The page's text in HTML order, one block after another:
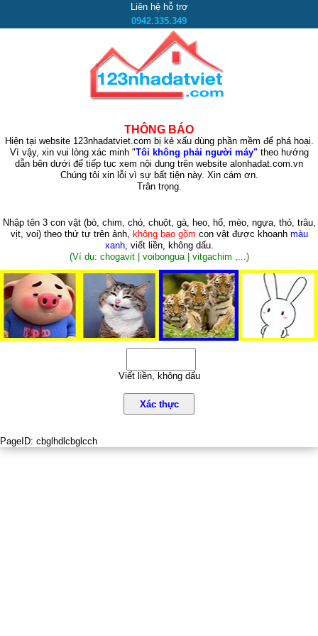
Liên hệ hỗ trợ
0942.335.349
THÔNG BÁO
Hiện tại website 123nhadatviet.com bị kẻ xấu dùng phần mềm để phá hoại.
Vì vậy, xin vui lòng xác minh "Tôi không phải người máy"theo hướng
dẫn bên dưới để tiếp tục xem nội dung trên website alonhadat.com.vn
Chúng tôi xin lỗi vì sự bất tiện này. Xin cám ơn.
Trân trọng.
Nhập tên 3 con vật (bò, chim, chó, chuột, gà, heo, hổ, mèo, ngựa, thỏ, trâu,
vịt, voi)theo thứ tự trên ảnh, không bao gồm con vật được khoanh màu
xanh, viết liền, không dấu.
(Ví dụ: chogavit | voibongua | vitgachim ,...)
Viết liền, không dấu
Xác thực
PageID: cbglhdlcbglcch